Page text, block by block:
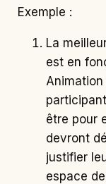
Exemple :
La
est en
être pour
devront
justifier
espace